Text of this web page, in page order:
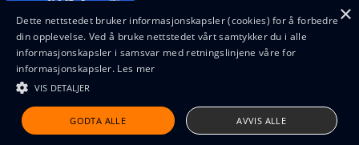
Design and code by Feed
×
Dette nettstedet bruker informasjonskapsler (cookies) for å forbedre
din opplevelse. Ved å bruke nettstedet vårt samtykker du i alle
informasjonskapsler i samsvar med retningslinjene våre for
informasjonskapsler. Les mer
VIS DETALJER
GODTA ALLE AVVIS ALLE